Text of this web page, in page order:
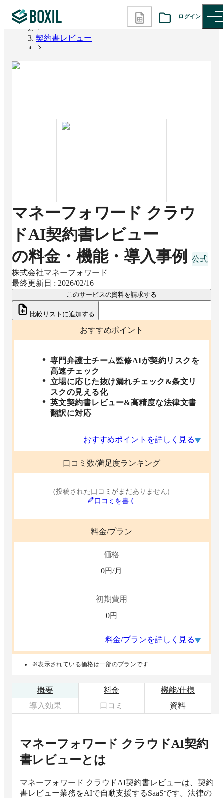
ログイン
カテゴリから探す
BOXILの使い方ガイド
BOXIL
契約書レビュー
マネーフォワード クラウ
ドAI契約書レビュー
の料金・機能・導入事例
株式会社マネーフォワード
最終更新日 : 2026/02/16
このサービスの資料を請求する
比較リストに追加する
おすすめポイント
専門弁護士チーム監修AIが契約リスクを
高速チェック
立場に応じた抜け漏れチェック&条文リ
スクの見える化
英文契約書レビュー&高精度な法律文書
翻訳に対応
おすすめポイントを詳しく見る
口コミ数/満足度ランキング
(投稿された口コミがまだありません)
口コミを書く
料金/プラン
価格
0円/月
初期費用
0円
料金/プランを詳しく見る
※表示されている価格は一部のプランです
概要 料金
機能/仕様
導入効果
口コミ 資料
マネーフォワード クラウドAI契約
書レビューとは
マネーフォワード クラウドAI契約書レビューは、契約
書レビュー業務をAIで自動支援するSaaSです。法律の